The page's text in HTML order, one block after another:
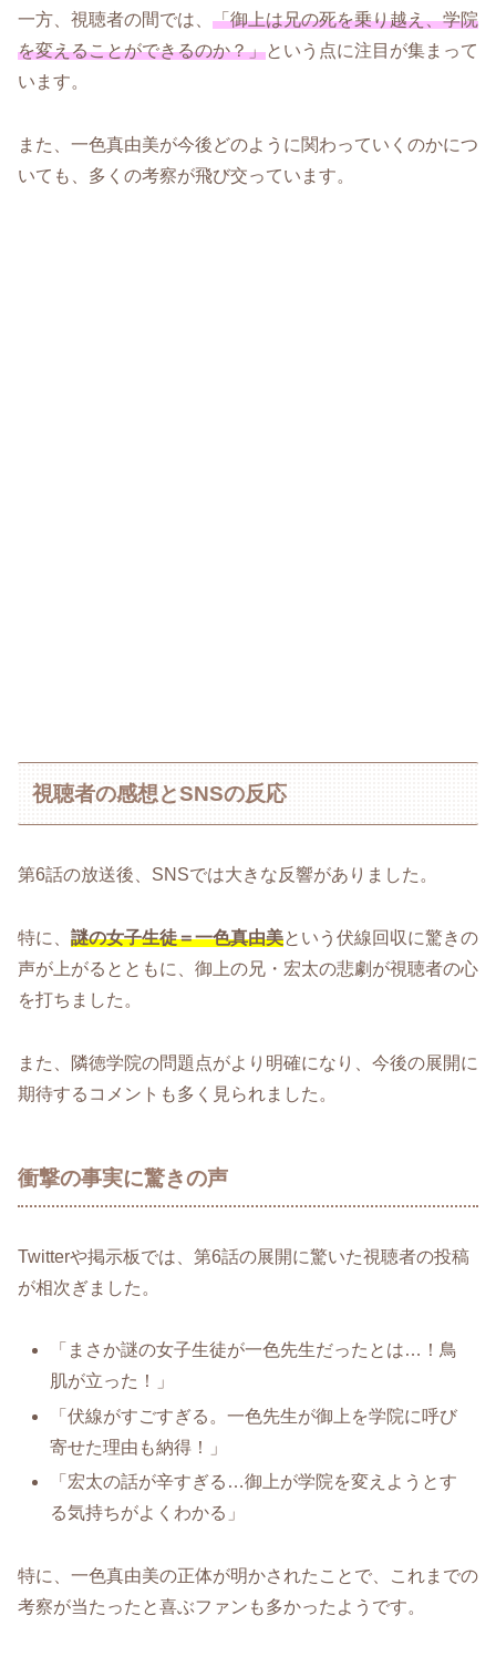
一方、視聴者の間では、 「御上は兄の死を乗り越え、学院
を変えることができるのか？」という点に注目が集まって
います。
また、一色真由美が今後どのように関わっていくのかにつ
いても、多くの考察が飛び交っています。
視聴者の感想とSNSの反応
第6話の放送後、SNSでは大きな反響がありました。
特に、 謎の女子生徒＝一色真由美という伏線回収に驚きの
声が上がるとともに、御上の兄・宏太の悲劇が視聴者の心
を打ちました。
また、隣徳学院の問題点がより明確になり、今後の展開に
期待するコメントも多く見られました。
衝撃の事実に驚きの声
Twitterや掲示板では、第6話の展開に驚いた視聴者の投稿
が相次ぎました。
「まさか謎の女子生徒が一色先生だったとは…！鳥
肌が立った！」
「伏線がすごすぎる。一色先生が御上を学院に呼び
寄せた理由も納得！」
「宏太の話が辛すぎる…御上が学院を変えようとす
る気持ちがよくわかる」
特に、一色真由美の正体が明かされたことで、これまでの
考察が当たったと喜ぶファンも多かったようです。